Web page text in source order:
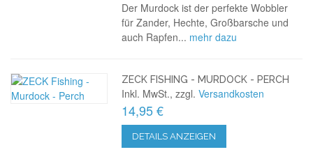
Der Murdock ist der perfekte Wobbler
für Zander, Hechte, Großbarsche und
auch Rapfen... mehr dazu
ZECK FISHING - MURDOCK - PERCH
Inkl. MwSt., zzgl.Versandkosten
14,95 €
DETAILS ANZEIGEN